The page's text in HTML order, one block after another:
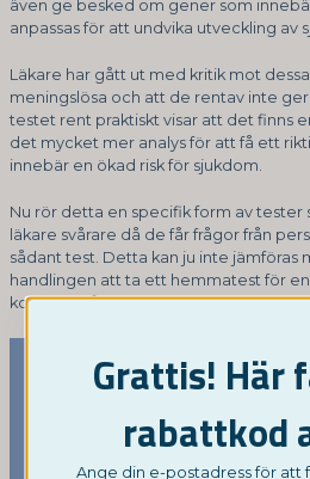
även ge besked om gener som
anpassas för att undvika utveckling av
Läkare har gått ut med kritik mot
meningslösa och att de rentav inte
testet rent praktiskt visar att det finns
det mycket mer analys för att få ett
innebär en ökad risk för sjukdom.
Nu rör detta en specifik form av tester
läkare svårare då de får frågor från
sådant test. Detta kan ju inte jämföras
handlingen att ta ett hemmatest för
kontakta vården om detta.
Grattis! Här
rabattkod
Ange din e-postadress för att